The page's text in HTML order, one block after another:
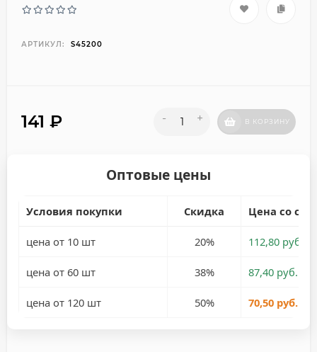
АРТИКУЛ: S45200
141 ₽ - + В КОРЗИНУ
Оптовые цены
Условия покупки Скидка Цена со
цена от 10 шт 20% 112,80 руб.
цена от 60 шт 38% 87,40 руб.
цена от 120 шт 50% 70,50 руб.